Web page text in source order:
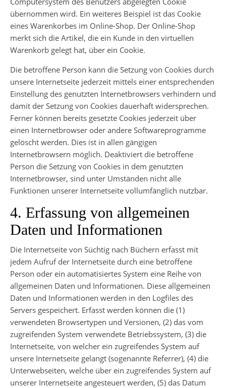
übernommen wird. Ein weiteres Beispiel ist das Cookie
eines Warenkorbes im Online-Shop. Der Online-Shop
merkt sich die Artikel, die ein Kunde in den virtuellen
Warenkorb gelegt hat, über ein Cookie.
Die betroffene Person kann die Setzung von Cookies durch
unsere Internetseite jederzeit mittels einer entsprechenden
Einstellung des genutzten Internetbrowsers verhindern und
damit der Setzung von Cookies dauerhaft widersprechen.
Ferner können bereits gesetzte Cookies jederzeit über
einen Internetbrowser oder andere Softwareprogramme
gelöscht werden. Dies ist in allen gängigen
Internetbrowsern möglich. Deaktiviert die betroffene
Person die Setzung von Cookies in dem genutzten
Internetbrowser, sind unter Umständen nicht alle
Funktionen unserer Internetseite vollumfänglich nutzbar.
4. Erfassung von allgemeinen
Daten und Informationen
Die Internetseite von Süchtig nach Büchern erfasst mit
jedem Aufruf der Internetseite durch eine betroffene
Person oder ein automatisiertes System eine Reihe von
allgemeinen Daten und Informationen. Diese allgemeinen
Daten und Informationen werden in den Logfiles des
Servers gespeichert. Erfasst werden können die (1)
verwendeten Browsertypen und Versionen, (2) das vom
zugreifenden System verwendete Betriebssystem, (3) die
Internetseite, von welcher ein zugreifendes System auf
unsere Internetseite gelangt (sogenannte Referrer), (4) die
Unterwebseiten, welche über ein zugreifendes System auf
unserer Internetseite angesteuert werden, (5) das Datum